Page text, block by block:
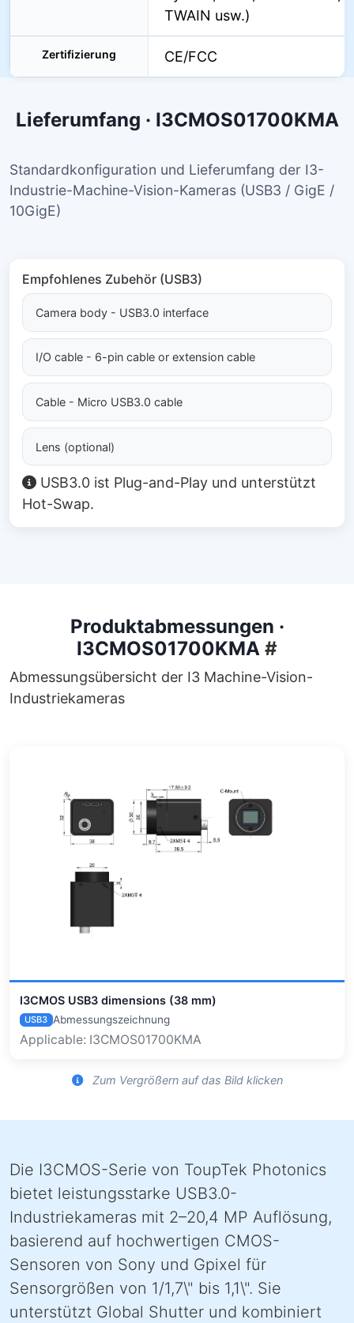
TWAIN usw.)
Zertifizierung CE/FCC
Lieferumfang · I3CMOS01700KMA
Standardkonfiguration und Lieferumfang der I3-
Industrie-Machine-Vision-Kameras (USB3 / GigE /
10GigE)
Empfohlenes Zubehör (USB3)
Camera body - USB3.0 interface
I/O cable - 6-pin cable or extension cable
Cable - Micro USB3.0 cable
Lens (optional)
USB3.0 ist Plug-and-Play und unterstützt
Hot-Swap.
Produktabmessungen ·
I3CMOS01700KMA #
Abmessungsübersicht der I3 Machine-Vision-
Industriekameras
I3CMOS USB3 dimensions (38 mm)
USB3 Abmessungszeichnung
Applicable: I3CMOS01700KMA
Zum Vergrößern auf das Bild klicken
Die I3CMOS-Serie von ToupTek Photonics
bietet leistungsstarke USB3.0-
Industriekameras mit 2–20,4 MP Auflösung,
basierend auf hochwertigen CMOS-
Sensoren von Sony und Gpixel für
Sensorgrößen von 1/1,7\" bis 1,1\". Sie
unterstützt Global Shutter und kombiniert